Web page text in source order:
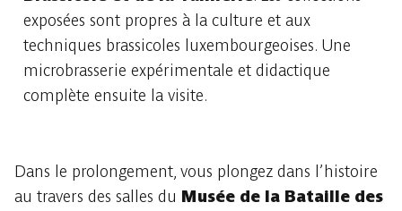
exposées sont propres à la culture et aux
techniques brassicoles luxembourgeoises. Une
microbrasserie expérimentale et didactique
complète ensuite la visite.
Dans le prolongement, vous plongez dans l’histoire
au travers des salles du Musée de la Bataille des